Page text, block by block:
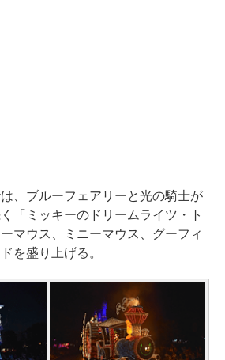
は、ブルーフェアリーと光の騎士が
「ミッキーのドリームライツ・ト
マウス、ミニーマウス、グーフィ
を盛り上げる。